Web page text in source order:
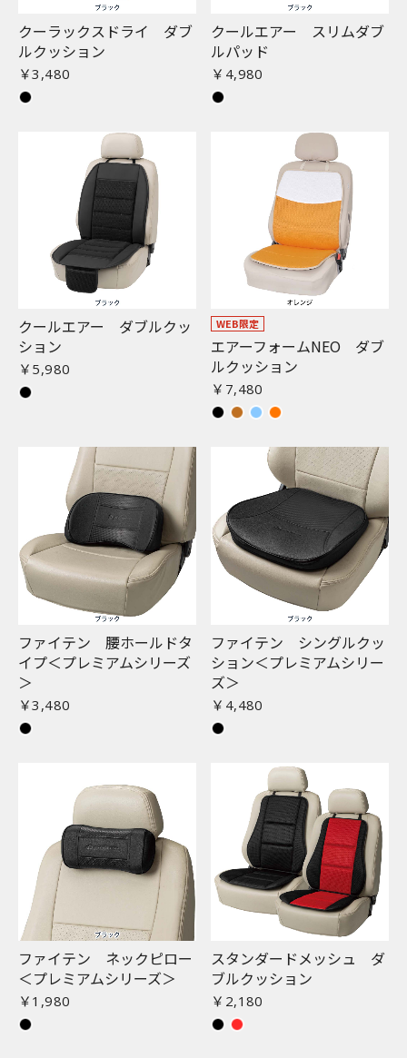
クーラックスドライ ダブ
ルクッション
￥3,480
クールエアー スリムダブ
ルパッド
￥4,980
クールエアー ダブルクッ
ション
￥5,980
WEB限定
エアーフォームNEO ダブ
ルクッション
￥7,480
ファイテン 腰ホールドタ
イプ＜プレミアムシリーズ
＞
￥3,480
ファイテン シングルクッ
ション＜プレミアムシリー
ズ＞
￥4,480
ファイテン ネックピロー
＜プレミアムシリーズ＞
￥1,980
スタンダードメッシュ ダ
ブルクッション
￥2,180